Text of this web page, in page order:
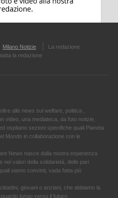
Milano Notizie
La redazione
la redazione
alle news sul welfare, politica ,
video, una mediateca, da foto notizie,
ospitano sezioni specifiche quali Pianeta
Mondo in collaborazione con le
News nasce dalla nostra esperienza
nei valori della solidarietà, delle pari
siamo convinti, vada fatta più
giovani o anziani, che abbiamo la
lungo verso il futuro.